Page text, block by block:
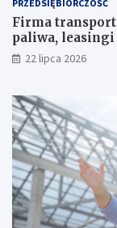
PRZEDSIĘBIORCZOŚĆ
Firma
paliwa,
22 lipca 2026